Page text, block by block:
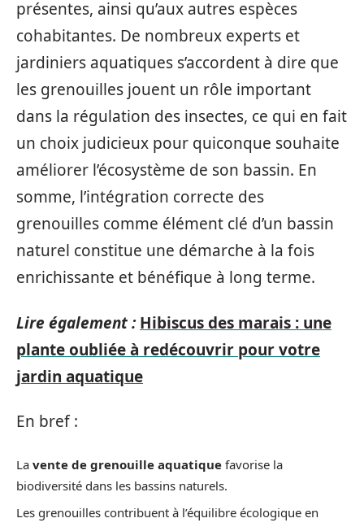
présentes, ainsi qu’aux autres espèces
cohabitantes. De nombreux experts et
jardiniers aquatiques s’accordent à dire que
les grenouilles jouent un rôle important
dans la régulation des insectes, ce qui en fait
un choix judicieux pour quiconque souhaite
améliorer l’écosystème de son bassin. En
somme, l’intégration correcte des
grenouilles comme élément clé d’un bassin
naturel constitue une démarche à la fois
enrichissante et bénéfique à long terme.
Lire également : Hibiscus des marais : une
plante oubliée à redécouvrir pour votre
jardin aquatique
En bref :
La vente de grenouille aquatique favorise la
biodiversité dans les bassins naturels.
Les grenouilles contribuent à l’équilibre écologique en